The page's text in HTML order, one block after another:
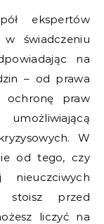
ekspertów
świadczeniu
na
– od prawa
ochronę praw
W
od tego, czy
nieuczciwych
stoisz przed
liczyć na